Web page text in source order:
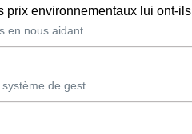
lui ont-ils été décernés ?
nous aidant ...
de gest...